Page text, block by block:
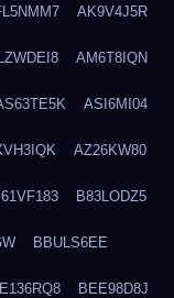
AK9V4J5R
AM6T8IQN
ASI6MI04
AZ26KW80
B83LODZ5
BBULS6EE
BEE98D8J